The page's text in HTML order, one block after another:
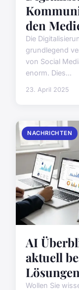
den
Die
grundlegend
von Social
enorm. Dies...
23. April 2025
NACHRICHTEN
AI
aktuell
Wollen Sie